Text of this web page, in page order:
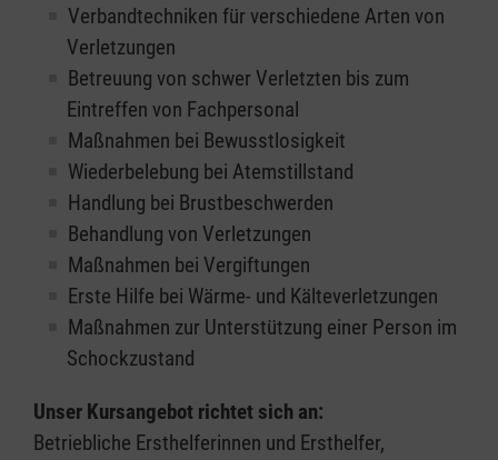
Verbandtechniken für verschiedene Arten von
Verletzungen
Betreuung von schwer Verletzten bis zum
Eintreffen von Fachpersonal
Maßnahmen bei Bewusstlosigkeit
Wiederbelebung bei Atemstillstand
Handlung bei Brustbeschwerden
Behandlung von Verletzungen
Maßnahmen bei Vergiftungen
Erste Hilfe bei Wärme- und Kälteverletzungen
Maßnahmen zur Unterstützung einer Person im
Schockzustand
Unser Kursangebot richtet sich an:
Betriebliche Ersthelferinnen und Ersthelfer,